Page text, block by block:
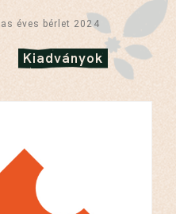
éves bérlet 2024
Kiadványok